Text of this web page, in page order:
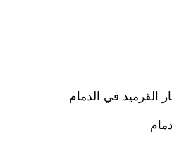
القرميد في الدمام